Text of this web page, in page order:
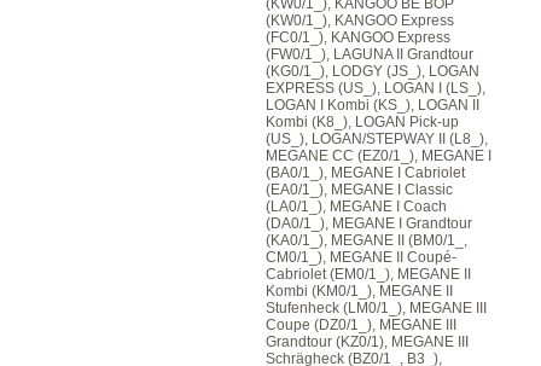
(KW0/1_), KANGOO BE BOP
(KW0/1_), KANGOO Express
(FC0/1_), KANGOO Express
(FW0/1_), LAGUNA II Grandtour
(KG0/1_), LODGY (JS_), LOGAN
EXPRESS (US_), LOGAN I (LS_),
LOGAN I Kombi (KS_), LOGAN II
Kombi (K8_), LOGAN Pick-up
(US_), LOGAN/STEPWAY II (L8_),
MEGANE CC (EZ0/1_), MEGANE I
(BA0/1_), MEGANE I Cabriolet
(EA0/1_), MEGANE I Classic
(LA0/1_), MEGANE I Coach
(DA0/1_), MEGANE I Grandtour
(KA0/1_), MEGANE II (BM0/1_,
CM0/1_), MEGANE II Coupé-
Cabriolet (EM0/1_), MEGANE II
Kombi (KM0/1_), MEGANE II
Stufenheck (LM0/1_), MEGANE III
Coupe (DZ0/1_), MEGANE III
Grandtour (KZ0/1), MEGANE III
Schrägheck (BZ0/1_, B3_),